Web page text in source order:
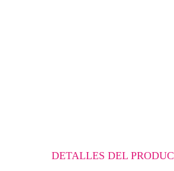
DETALLES DEL